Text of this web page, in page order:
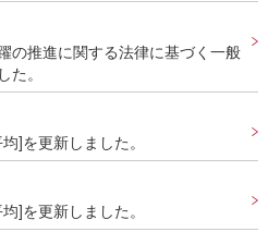
の推進に関する法律に基づく一般
。
]を更新しました。
]を更新しました。